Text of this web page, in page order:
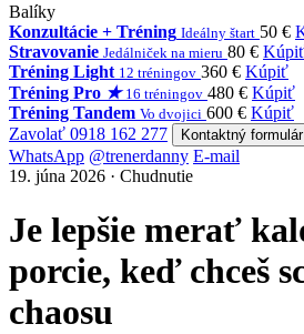
Balíky
Konzultácie + Tréning Ideálny štart 50 €
Stravovanie Jedálniček na mieru 80 €
Tréning Light 12 tréningov 360 € Kúpiť
Tréning Pro ★ 16 tréningov 480 € Kúpiť
Tréning Tandem Vo dvojici 600 € Kúpiť
Zavolať 0918 162 277
Kontaktný formulár
WhatsApp @trenerdanny E-mail
19. júna 2026 · Chudnutie
Je lepšie merať
porcie, keď chceš
chaosu